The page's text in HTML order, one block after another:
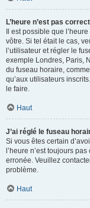
L’heure n’est pas
Il est possible que
vôtre. Si tel était le cas,
l’utilisateur et régler le
exemple Londres, Paris,
du fuseau horaire,
qu’aux utilisateurs
le faire.
Haut
J’ai réglé le fuseau
Si vous êtes certain
l’heure n’est toujours
erronée. Veuillez
problème.
Haut